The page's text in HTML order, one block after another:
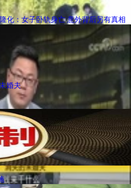
化：女子卧轨身亡 意外背后另有真相
婚夫